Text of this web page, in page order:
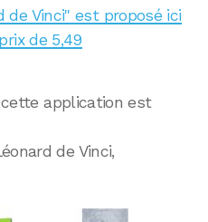
de Vinci" est proposé ici
de 5,49
cette application est
de Vinci,